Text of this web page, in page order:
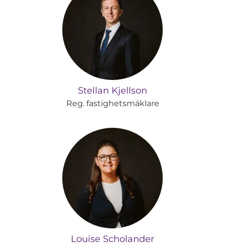
Stellan Kjellson
Reg. fastighetsmäklare
Louise Scholander